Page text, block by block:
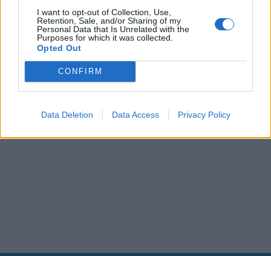
I want to opt-out of Collection, Use,
Retention, Sale, and/or Sharing of my
Personal Data that Is Unrelated with the
Purposes for which it was collected.
Opted Out
CONFIRM
Data Deletion Data Access Privacy Policy